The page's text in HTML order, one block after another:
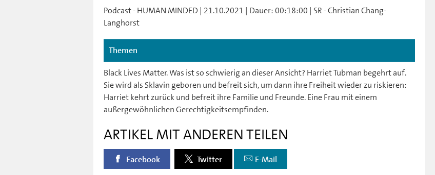
Podcast - HUMAN MINDED | 21.10.2021 | Dauer: 00:18:00 | SR - Christian Chang-
Langhorst
Themen
Black Lives Matter. Was ist so schwierig an dieser Ansicht? Harriet Tubman begehrt auf.
Sie wird als Sklavin geboren und befreit sich, um dann ihre Freiheit wieder zu riskieren:
Harriet kehrt zurück und befreit ihre Familie und Freunde. Eine Frau mit einem
außergewöhnlichen Gerechtigkeitsempfinden.
ARTIKEL MIT ANDEREN TEILEN
Facebook Twitter E-Mail